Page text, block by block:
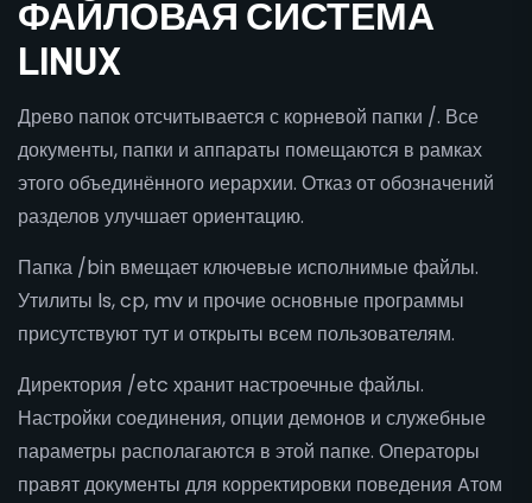
ФАЙЛОВАЯ СИСТЕМА
LINUX
Древо папок отсчитывается с корневой папки /. Все
документы, папки и аппараты помещаются в рамках
этого объединённого иерархии. Отказ от обозначений
разделов улучшает ориентацию.
Папка /bin вмещает ключевые исполнимые файлы.
Утилиты ls, cp, mv и прочие основные программы
присутствуют тут и открыты всем пользователям.
Директория /etc хранит настроечные файлы.
Настройки соединения, опции демонов и служебные
параметры располагаются в этой папке. Операторы
правят документы для корректировки поведения Aтом